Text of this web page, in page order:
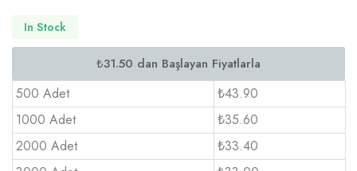
In Stock
500 Adet
₺43.90
1000 Adet
₺35.60
2000 Adet
₺33.40